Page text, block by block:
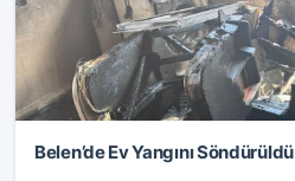
Belen’de Ev Yangını Söndürüldü